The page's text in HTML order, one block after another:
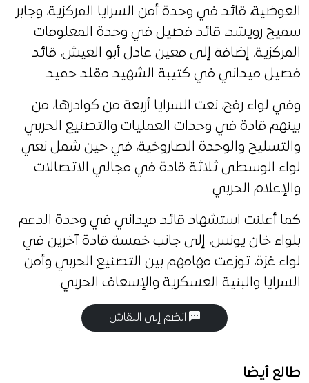
العوضية، قائد في وحدة أمن السرايا المركزية، وجابر
سميح رويشد، قائد فصيل في وحدة المعلومات
المركزية، إضافة إلى معين عادل أبو العيش، قائد
فصيل ميداني في كتيبة الشهيد مقلد حميد.
وفي لواء رفح، نعت السرايا أربعة من كوادرها، من
بينهم قادة في وحدات العمليات والتصنيع الحربي
والتسليح والوحدة الصاروخية، في حين شمل نعي
لواء الوسطى ثلاثة قادة في مجالي الاتصالات
والإعلام الحربي.
كما أعلنت استشهاد قائد ميداني في وحدة الدعم
بلواء خان يونس، إلى جانب خمسة قادة آخرين في
لواء غزة، توزعت مهامهم بين التصنيع الحربي وأمن
السرايا والبنية العسكرية والإسعاف الحربي.
انضم إلى النقاش
طالع أيضا